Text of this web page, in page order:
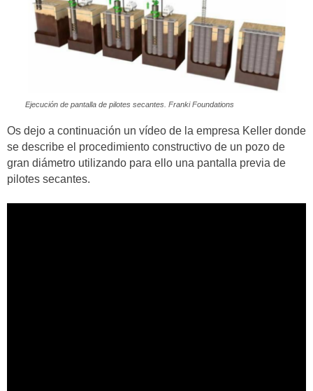
Ejecución de pantalla de pilotes secantes. Franki Foundations
Os dejo a continuación un vídeo de la empresa Keller donde
se describe el procedimiento constructivo de un pozo de
gran diámetro utilizando para ello una pantalla previa de
pilotes secantes.